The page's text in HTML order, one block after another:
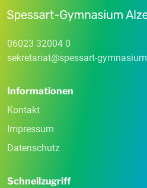
06023 32004 0
sekretariat@spessart-gymnasium
Informationen
Kontakt
Impressum
Datenschutz
Schnellzugriff